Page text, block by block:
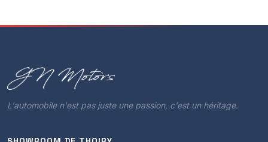
L'automobile n'est pas juste une passion, c'est un héritage.